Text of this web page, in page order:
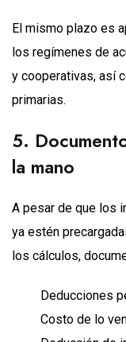
El mismo plazo es
los regímenes de
y cooperativas, así
primarias.
5.
la mano
A pesar de que los
ya estén
los cálculos,
Deducciones
Costo de lo